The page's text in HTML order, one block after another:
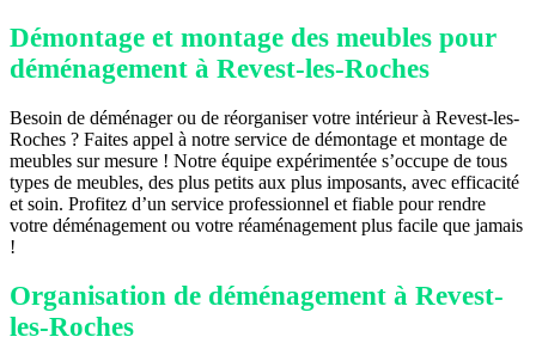
Démontage et montage des meubles pour
déménagement à Revest-les-Roches
Besoin de déménager ou de réorganiser votre intérieur à Revest-les-
Roches ? Faites appel à notre service de démontage et montage de
meubles sur mesure ! Notre équipe expérimentée s’occupe de tous
types de meubles, des plus petits aux plus imposants, avec efficacité
et soin. Profitez d’un service professionnel et fiable pour rendre
votre déménagement ou votre réaménagement plus facile que jamais
!
Organisation de déménagement à Revest-
les-Roches